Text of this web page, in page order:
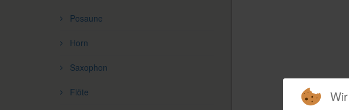
Posaune
Horn
Saxophon
Flöte
Entwicklung des
bestimmte